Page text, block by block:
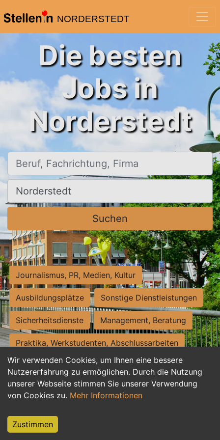
NORDERSTEDT
Wir verwenden Cookies, um Ihnen eine bessere
Nutzererfahrung zu ermöglichen. Durch die Nutzung
unserer Webseite stimmen Sie unserer Verwendung
von Cookies zu. Mehr Informationen
Zustimmen
Die besten
Jobs in
Norderstedt
Beruf, Fachrichtung, Firma
Ort, Stadt
Suchen
Journalismus, PR, Medien, Kultur
Ausbildungsplätze Sonstige Dienstleistungen
Sicherheitsdienste Management, Beratung
Praktika, Werkstudenten, Abschlussarbeiten
Personalwesen Assistenz, Sekretariat
Hilfskräfte, Aushilfs- und Nebenjobs
Weiterbildung, Studium, duale Ausbildung